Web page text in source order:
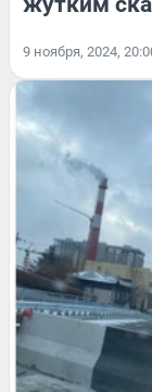
9 ноября, 2024,